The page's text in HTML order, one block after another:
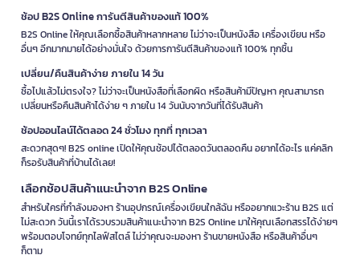
ช้อป B2S Online การันตีสินค้าของแท้ 100%
B2S Online ให้คุณเลือกซื้อสินค้าหลากหลาย ไม่ว่าจะเป็นหนังสือ เครื่องเขียน หรือ
อื่นๆ อีกมากมายได้อย่างมั่นใจ ด้วยการการันตีสินค้าของแท้ 100% ทุกชิ้น
เปลี่ยน/คืนสินค้าง่าย ภายใน 14 วัน
ซื้อไปแล้วไม่ตรงใจ? ไม่ว่าจะเป็นหนังสือที่เลือกผิด หรือสินค้ามีปัญหา คุณสามารถ
เปลี่ยนหรือคืนสินค้าได้ง่าย ๆ ภายใน 14 วันนับจากวันที่ได้รับสินค้า
ช้อปออนไลน์ได้ตลอด 24 ชั่วโมง ทุกที่ ทุกเวลา
สะดวกสุดๆ! B2S online เปิดให้คุณช้อปได้ตลอดวันตลอดคืน อยากได้อะไร แค่คลิก
ก็รอรับสินค้าที่บ้านได้เลย!
เลือกช้อปสินค้าแนะนำจาก B2S Online
สำหรับใครที่กำลังมองหา ร้านอุปกรณ์เครื่องเขียนใกล้ฉัน หรืออยากแวะร้าน B2S แต่
ไม่สะดวก วันนี้เราได้รวบรวมสินค้าแนะนำจาก B2S Online มาให้คุณเลือกสรรได้ง่ายๆ
พร้อมตอบโจทย์ทุกไลฟ์สไตล์ ไม่ว่าคุณจะมองหา ร้านขายหนังสือ หรือสินค้าอื่นๆ
ก็ตาม